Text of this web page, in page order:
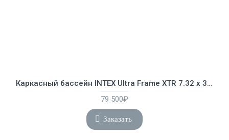
Каркасный бассейн INTEX Ultra Frame XTR 7.32 х 3.66 х 1.32 м ; артикул 26364
79 500₽
Заказать